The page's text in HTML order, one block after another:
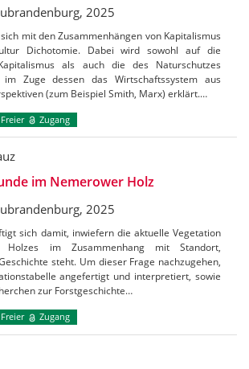
2025
mit den Zusammenhängen von Kapitalismus
Dichotomie. Dabei wird sowohl auf die
als auch die des Naturschutzes
Zuge dessen das Wirtschaftssystem aus
(zum Beispiel Smith, Marx) erklärt.…
Freier Zugang
im Nemerower Holz
2025
sich damit, inwiefern die aktuelle Vegetation
Holzes im Zusammenhang mit Standort,
steht. Um dieser Frage nachzugehen,
angefertigt und interpretiert, sowie
zur Forstgeschichte…
Freier Zugang